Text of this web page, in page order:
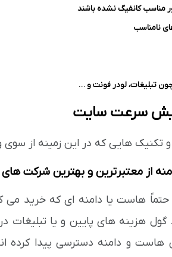
مناسب کانفیگ نشده باشند
نامناسب
تبلیغات، لودر فونت و …
سرعت سایت
تکنیک هایی که در این زمینه از
هاست یا دامنه ای که خرید می
گول هزینه های پایین و یا
هاست و دامنه دسترسی پیدا کرده